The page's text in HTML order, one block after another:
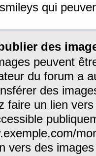
qui
des
peuvent
du forum a
des
faire un lien
vers des